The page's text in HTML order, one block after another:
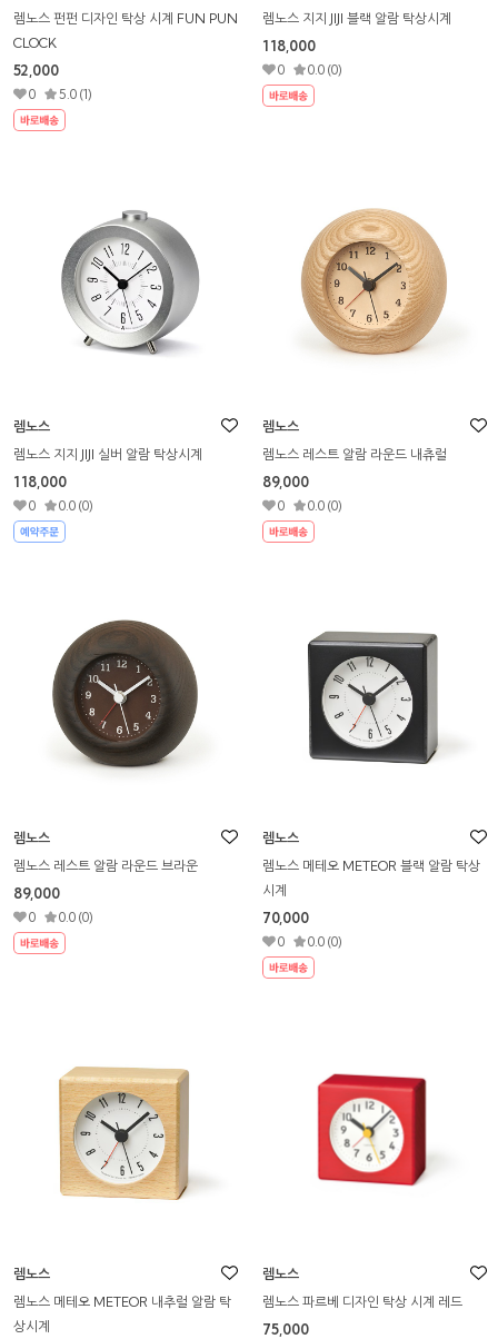
렘노스 펀펀 디자인 탁상 시계 FUN PUN
CLOCK
52,000
0 5.0 (1)
렘노스 지지 JIJI 블랙 알람 탁상시계
118,000
0 0.0 (0)
렘노스
렘노스 지지 JIJI 실버 알람 탁상시계
118,000
0 0.0 (0)
렘노스
렘노스 레스트 알람 라운드 내츄럴
89,000
0 0.0 (0)
렘노스
렘노스 레스트 알람 라운드 브라운
89,000
0 0.0 (0)
렘노스
렘노스 메테오 METEOR 블랙 알람 탁상
시계
70,000
0 0.0 (0)
렘노스
렘노스 메테오 METEOR 내추럴 알람 탁
상시계
렘노스
렘노스 파르베 디자인 탁상 시계 레드
75,000